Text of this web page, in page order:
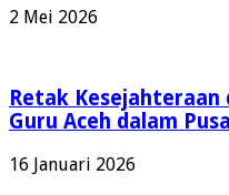
2 Mei 2026
Retak Kesejahteraan
Guru Aceh dalam
16 Januari 2026